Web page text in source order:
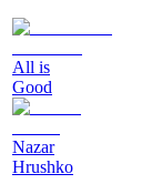
All is
Good
Nazar
Hrushko